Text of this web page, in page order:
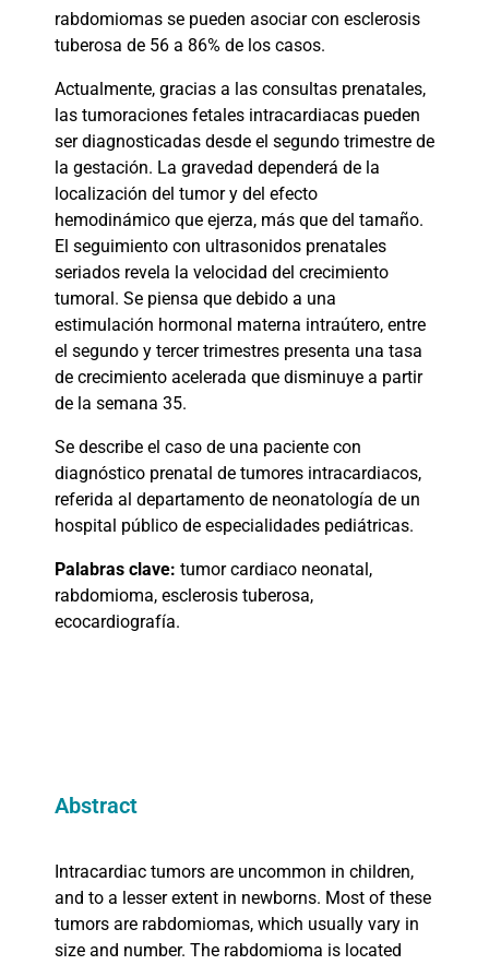
rabdomiomas se pueden asociar con esclerosis
tuberosa de 56 a 86% de los casos.
Actualmente, gracias a las consultas prenatales,
las tumoraciones fetales intracardiacas pueden
ser diagnosticadas desde el segundo trimestre de
la gestación. La gravedad dependerá de la
localización del tumor y del efecto
hemodinámico que ejerza, más que del tamaño.
El seguimiento con ultrasonidos prenatales
seriados revela la velocidad del crecimiento
tumoral. Se piensa que debido a una
estimulación hormonal materna intraútero, entre
el segundo y tercer trimestres presenta una tasa
de crecimiento acelerada que disminuye a partir
de la semana 35.
Se describe el caso de una paciente con
diagnóstico prenatal de tumores intracardiacos,
referida al departamento de neonatología de un
hospital público de especialidades pediátricas.
Palabras clave: tumor cardiaco neonatal,
rabdomioma, esclerosis tuberosa,
ecocardiografía.
Abstract
Intracardiac tumors are uncommon in children,
and to a lesser extent in newborns. Most of these
tumors are rabdomiomas, which usually vary in
size and number. The rabdomioma is located